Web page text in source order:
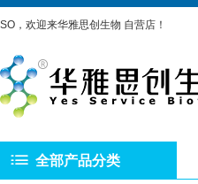
SO，欢迎来华雅思创生物 自营店！
全部产品分类